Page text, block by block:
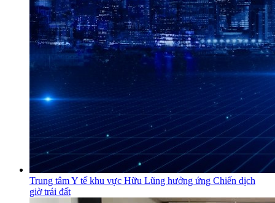
Trung tâm Y tế khu vực Hữu Lũng hưởng ứng Chiến dịch
giờ trái đất